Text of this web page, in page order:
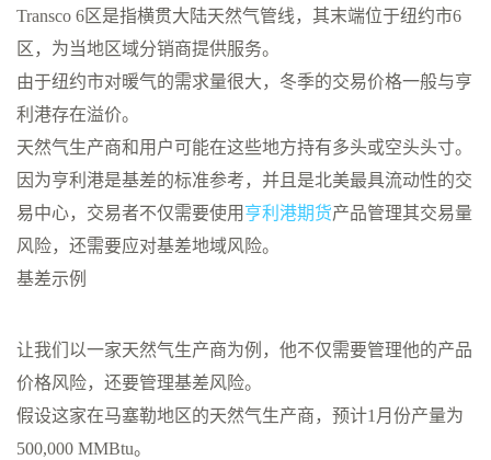
Transco 6区是指横贯大陆天然气管线，其末端位于纽约市6
区，为当地区域分销商提供服务。
由于纽约市对暖气的需求量很大，冬季的交易价格一般与亨
利港存在溢价。
天然气生产商和用户可能在这些地方持有多头或空头头寸。
因为亨利港是基差的标准参考，并且是北美最具流动性的交
易中心，交易者不仅需要使用 亨利港期货产品管理其交易量
风险，还需要应对基差地域风险。
基差示例
让我们以一家天然气生产商为例，他不仅需要管理他的产品
价格风险，还要管理基差风险。
假设这家在马塞勒地区的天然气生产商，预计1月份产量为
500,000 MMBtu。